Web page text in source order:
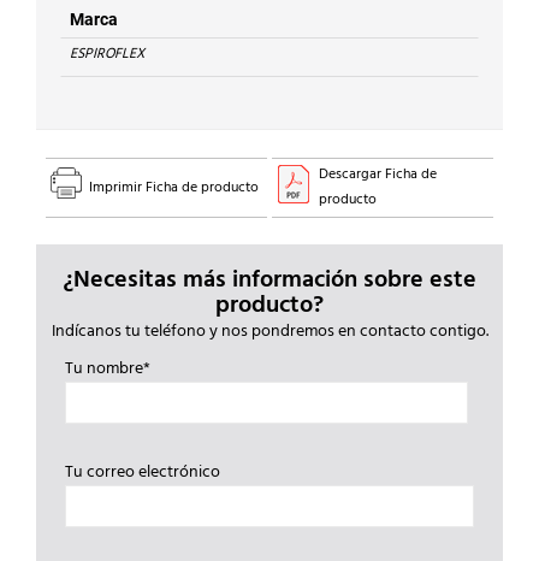
Marca
ESPIROFLEX
Imprimir Ficha de producto
Descargar Ficha de
producto
¿Necesitas más información sobre este
producto?
Indícanos tu teléfono y nos pondremos en contacto contigo.
Tu nombre*
Tu correo electrónico